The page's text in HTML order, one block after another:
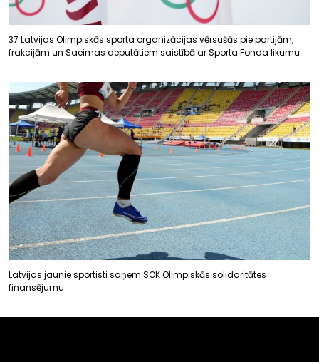
37 Latvijas Olimpiskās sporta organizācijas vērsušās pie partijām,
frakcijām un Saeimas deputātiem saistībā ar Sporta Fonda likumu
Latvijas jaunie sportisti saņem SOK Olimpiskās solidaritātes
finansējumu